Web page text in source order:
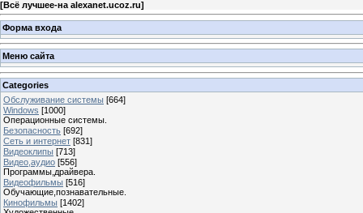
[Всё лучшее-на alexanet.ucoz.ru]
Форма входа
Меню сайта
Categories
Обслуживание системы [664]
Windows [1000]
Операционные системы.
Безопасность [692]
Сеть и интернет [831]
Видеоклипы [713]
Видео,аудио [556]
Программы,драйвера.
Видеофильмы [516]
Обучающие,познавательные.
Кинофильмы [1402]